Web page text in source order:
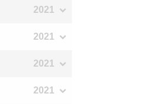
2021
2021
2021
2021